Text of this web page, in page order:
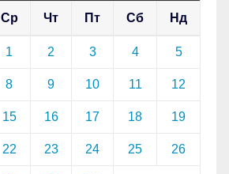
Ср Чт Пт Сб Нд
1 2 3 4 5
8 9 10 11 12
15 16 17 18 19
22 23 24 25 26